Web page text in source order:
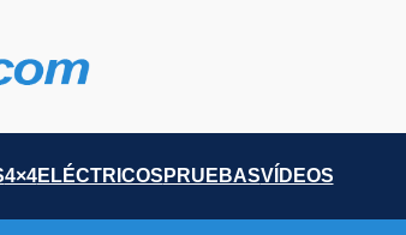
4×4ELÉCTRICOS PRUEBASVÍDEOS